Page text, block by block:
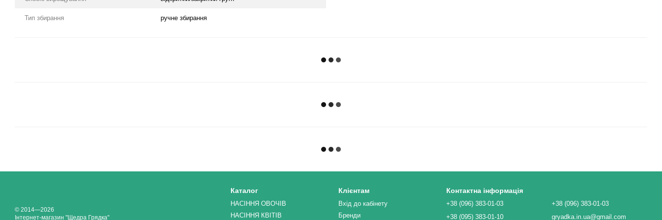
Тип збирання ручне збирання
© 2014—2026
Інтернет-магазин "Щедра Грядка"
Каталог
НАСІННЯ ОВОЧІВ
НАСІННЯ КВІТІВ
Клієнтам
Вхід до кабінету
Бренди
Контактна інформація
+38 (096) 383-01-03
+38 (095) 383-01-10
+38 (096) 383-01-03
gryadka.in.ua@gmail.com